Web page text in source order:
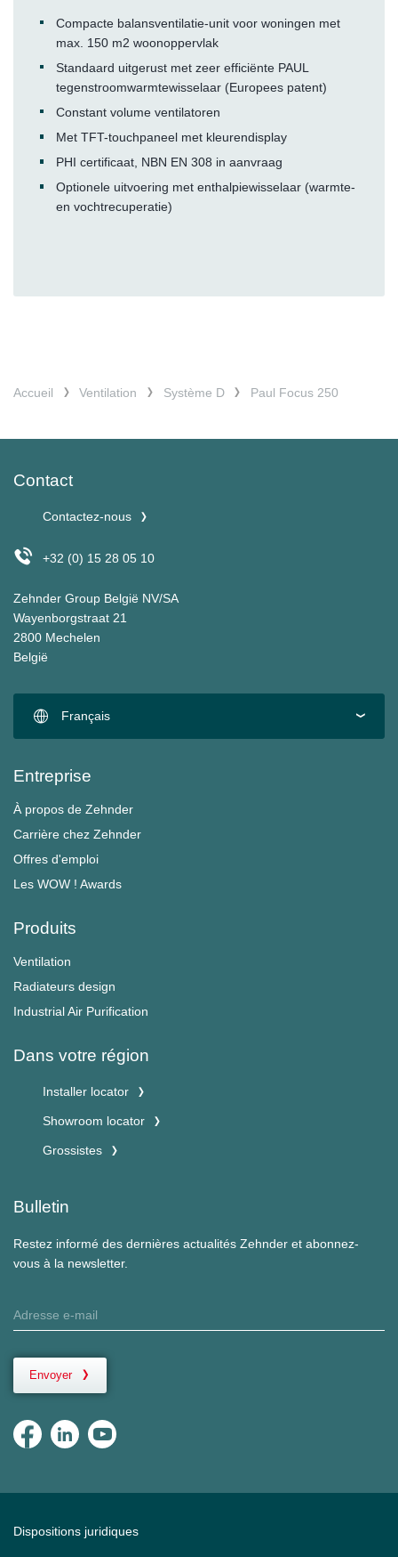
Compacte balansventilatie-unit voor woningen met
max. 150 m2 woonoppervlak
Standaard uitgerust met zeer efficiënte PAUL
tegenstroomwarmtewisselaar (Europees patent)
Constant volume ventilatoren
Met TFT-touchpaneel met kleurendisplay
PHI certificaat, NBN EN 308 in aanvraag
Optionele uitvoering met enthalpiewisselaar (warmte-
en vochtrecuperatie)
Accueil Ventilation Système D Paul Focus 250
Contact
Contactez-nous
+32 (0) 15 28 05 10
Zehnder Group België NV/SA
Wayenborgstraat 21
2800 Mechelen
België
Français
Entreprise
À propos de Zehnder
Carrière chez Zehnder
Offres d'emploi
Les WOW ! Awards
Produits
Ventilation
Radiateurs design
Industrial Air Purification
Dans votre région
Installer locator
Showroom locator
Grossistes
Bulletin
Restez informé des dernières actualités Zehnder et abonnez-
vous à la newsletter.
Envoyer
Dispositions juridiques